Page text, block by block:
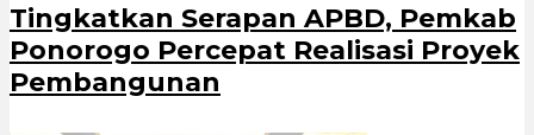
Tingkatkan Serapan APBD, Pemkab
Ponorogo Percepat Realisasi Proyek
Pembangunan